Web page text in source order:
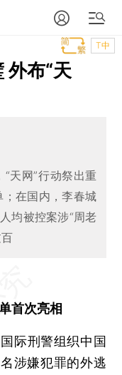
T中
外布“天
天网”行动祭出重
在国内，李春城
均被控案涉“周老
首次亮相
际刑警组织中国
涉嫌犯罪的外逃